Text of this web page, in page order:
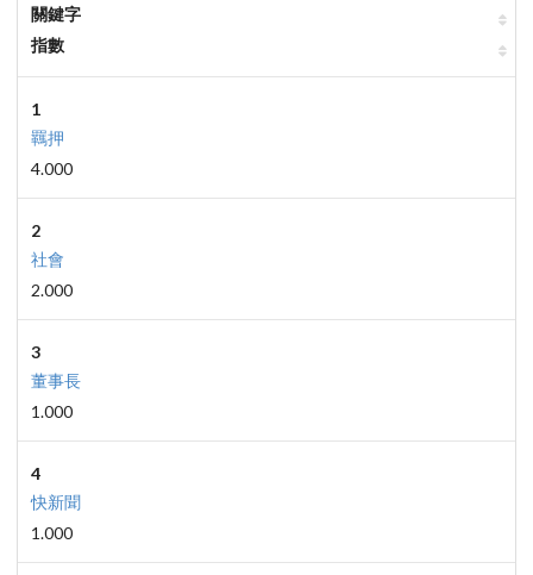
關鍵字
指數
1
羈押
4.000
2
社會
2.000
3
董事長
1.000
4
快新聞
1.000